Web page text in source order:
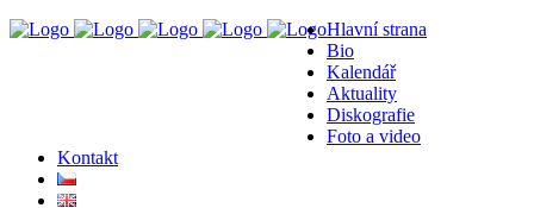
Hlavní strana
Bio
Kalendář
Aktuality
Diskografie
Foto a video
Kontakt